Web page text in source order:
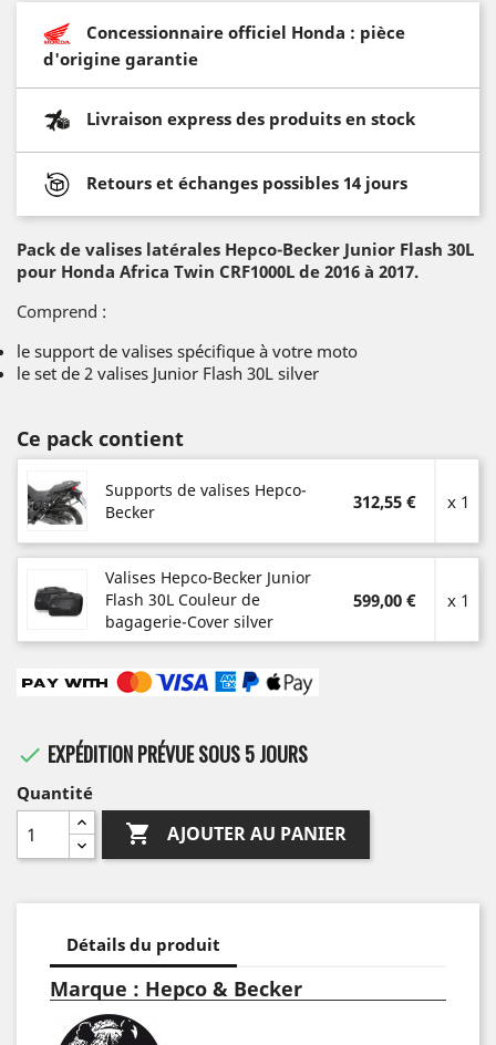
Concessionnaire officiel Honda : pièce
d'origine garantie
Livraison express des produits en stock
Retours et échanges possibles 14 jours
Pack de valises latérales Hepco-Becker Junior Flash 30L
pour Honda Africa Twin CRF1000L de 2016 à 2017.
Comprend :
le support de valises spécifique à votre moto
le set de 2 valises Junior Flash 30L silver
Ce pack contient
Supports de valises Hepco-
Becker
312,55 € x 1
Valises Hepco-Becker Junior
Flash 30L Couleur de
bagagerie-Cover silver
599,00 € x 1
 EXPÉDITION PRÉVUE SOUS 5 JOURS
Quantité
 AJOUTER AU PANIER
Détails du produit
Marque : Hepco & Becker